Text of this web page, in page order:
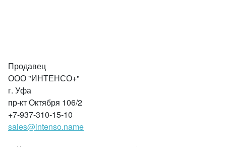
Продавец
ООО "ИНТЕНСО+"
г. Уфа
пр-кт Октября 106/2
+7-937-310-15-10
sales@intenso.name